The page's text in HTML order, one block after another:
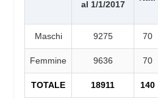
al 1/1/2017
Maschi 9275 70
Femmine 9636 70
TOTALE 18911 140